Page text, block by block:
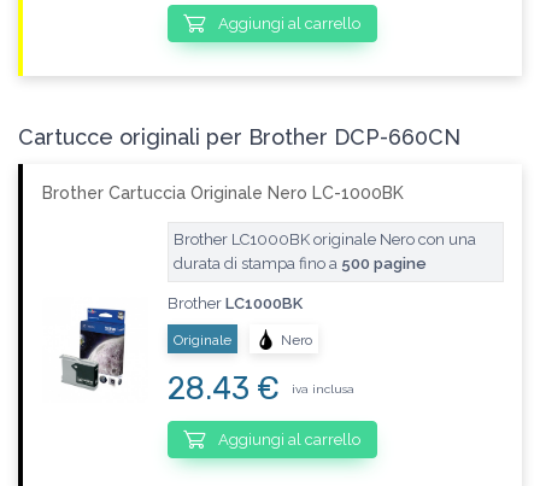
Aggiungi al carrello
Cartucce originali per Brother DCP-660CN
Brother Cartuccia Originale Nero LC-1000BK
Brother LC1000BK originale Nero con una
durata di stampa fino a 500 pagine
Brother LC1000BK
Originale Nero
28.43 € iva inclusa
Aggiungi al carrello